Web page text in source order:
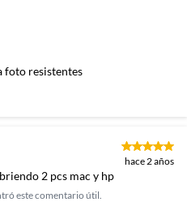
que la foto resistentes
hace 2 años
2 pcs mac y hp
este comentario útil.